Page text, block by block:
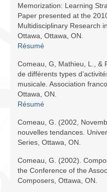
Publications
Ressources
Carte du site
Donner
Memorization: Learning
Paper presented at the
Multidisciplinary Research
Ottawa, Ottawa, ON.
Résumé
Comeau, G, Mathieu, L., &
de différents types
musicale. Association
Ottawa, ON.
Résumé
Comeau, G. (2002,
nouvelles tendances.
Series, Ottawa, ON.
Comeau, G. (2002).
the Conference of the
Composers, Ottawa, ON.